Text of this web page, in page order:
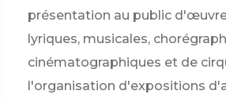
présentation au public
lyriques, musicales,
cinématographiques et de
l'organisation d'expositions